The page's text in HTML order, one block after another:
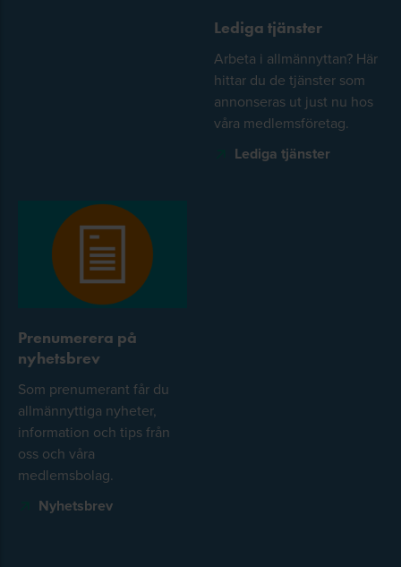
Lediga tjänster
Arbeta i allmännyttan? Här
hittar du de tjänster som
annonseras ut just nu hos
våra medlemsföretag.
Lediga tjänster
Prenumerera på
nyhetsbrev
Som prenumerant får du
allmännyttiga nyheter,
information och tips från
oss och våra
medlemsbolag.
Nyhetsbrev